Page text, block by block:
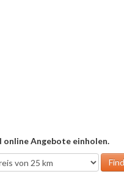
online Angebote einholen.